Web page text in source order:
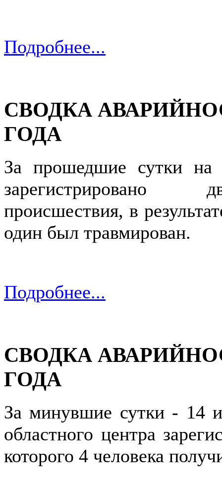
Подробнее...
СВОДКА
ГОДА
За прошедшие сутки на
зарегистрировано
происшествия, в
один был травмирован.
Подробнее...
СВОДКА
ГОДА
За минувшие сутки - 14
областного центра
которого 4 человека